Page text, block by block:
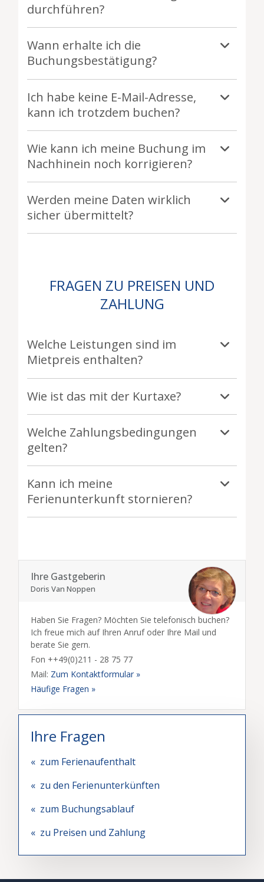
durchführen?
Wann erhalte ich die
Buchungsbestätigung?
Ich habe keine E-Mail-Adresse,
kann ich trotzdem buchen?
Wie kann ich meine Buchung im
Nachhinein noch korrigieren?
Werden meine Daten wirklich
sicher übermittelt?
FRAGEN ZU PREISEN UND
ZAHLUNG
Welche Leistungen sind im
Mietpreis enthalten?
Wie ist das mit der Kurtaxe?
Welche Zahlungsbedingungen
gelten?
Kann ich meine
Ferienunterkunft stornieren?
Ihre Gastgeberin
Doris Van Noppen
Haben Sie Fragen? Möchten Sie telefonisch buchen?
Ich freue mich auf Ihren Anruf oder Ihre Mail und
berate Sie gern.
Fon ++49(0)211 - 28 75 77
Mail: Zum Kontaktformular »
Häufige Fragen »
Ihre Fragen
« zum Ferienaufenthalt
« zu den Ferienunterkünften
« zum Buchungsablauf
« zu Preisen und Zahlung